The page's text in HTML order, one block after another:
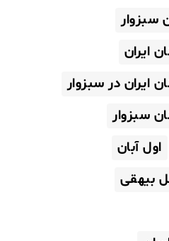
سبزوار
ایران
ایران در سبزوار
سبزوار
اول آبان
بیهقی